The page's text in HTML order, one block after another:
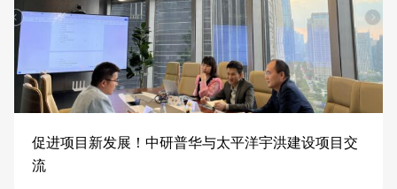
促进项目新发展！中研普华与太平洋宇洪建设项目交
流